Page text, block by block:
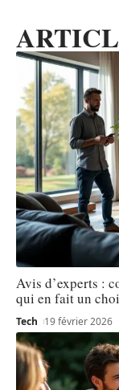
Avis d’experts :
qui en fait un
Tech 19 février 2026